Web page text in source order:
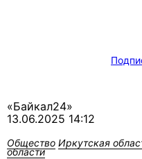
«Байкал24»
13.06.2025 14:12
Общество Иркутская
области